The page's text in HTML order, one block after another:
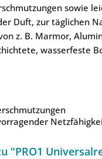
sowie
Duft, zur täglichen
z. B. Marmor,
wasserfeste
"PRO1